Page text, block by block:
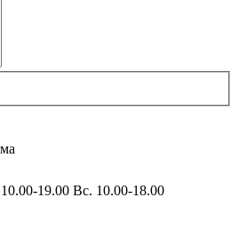
19.00 Вс. 10.00-18.00